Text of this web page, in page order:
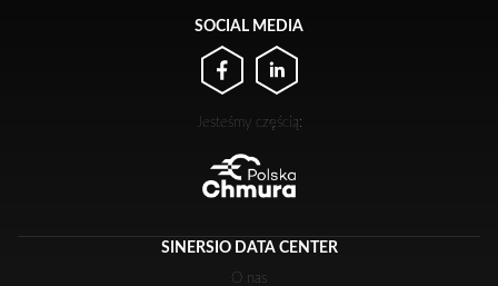
SOCIAL MEDIA
Jesteśmy częścią:
SINERSIO DATA CENTER
O nas